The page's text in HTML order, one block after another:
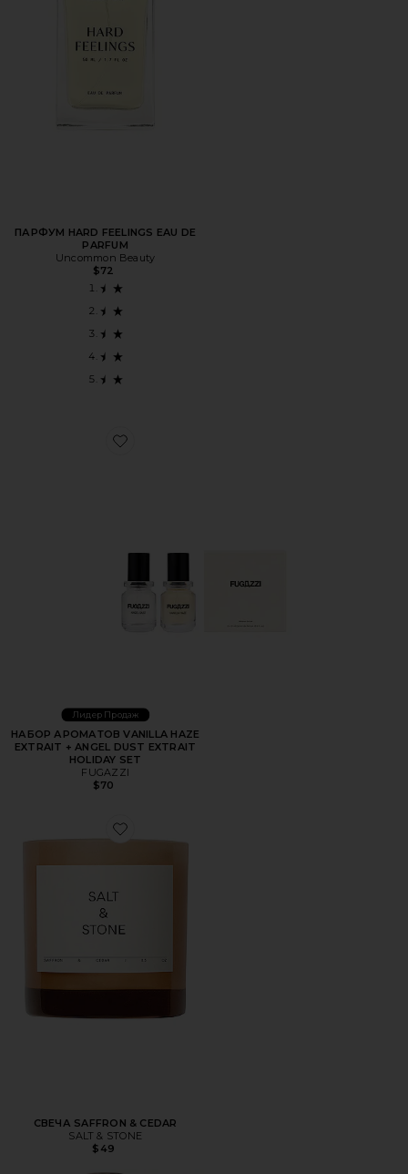
ПАРФУМ HARD FEELINGS EAU DE
PARFUM
Uncommon Beauty
$72
Favorite НАБОР АРОМАТОВ VANILLA HAZE EXTRAIT +
Лидер Продаж
НАБОР АРОМАТОВ VANILLA HAZE
EXTRAIT + ANGEL DUST EXTRAIT
HOLIDAY SET
FUGAZZI
$70
Favorite СВЕЧА SAFFRON & CEDAR
СВЕЧА SAFFRON & CEDAR
SALT & STONE
$49